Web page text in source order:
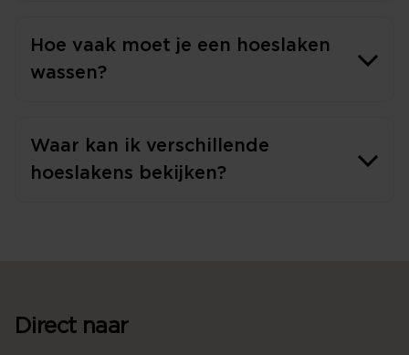
Hoe vaak moet je een hoeslaken
wassen?
Waar kan ik verschillende
hoeslakens bekijken?
Direct naar